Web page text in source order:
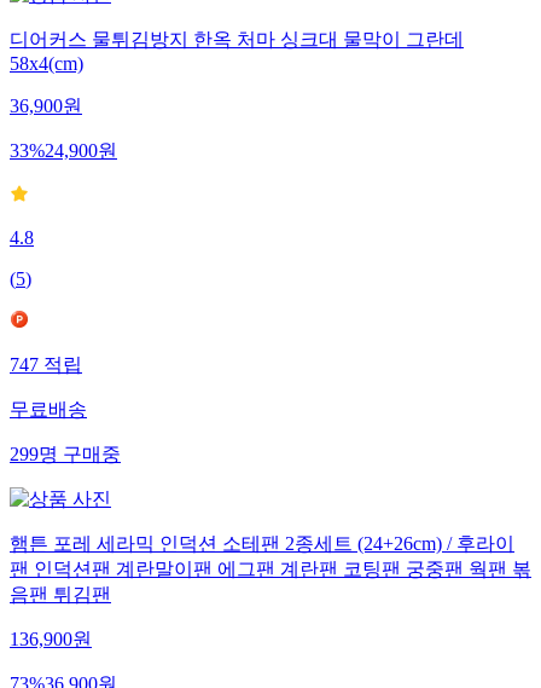
디어커스 물튀김방지 한옥 처마 싱크대 물막이 그란데
58x4(cm)
36,900원
33%24,900원
4.8
(5)
747적립
무료배송
299명구매중
햄튼 포레 세라믹 인덕션 소테팬 2종세트 (24+26cm) / 후라이
팬 인덕션팬 계란말이팬 에그팬 계란팬 코팅팬 궁중팬 웍팬 볶
음팬 튀김팬
136,900원